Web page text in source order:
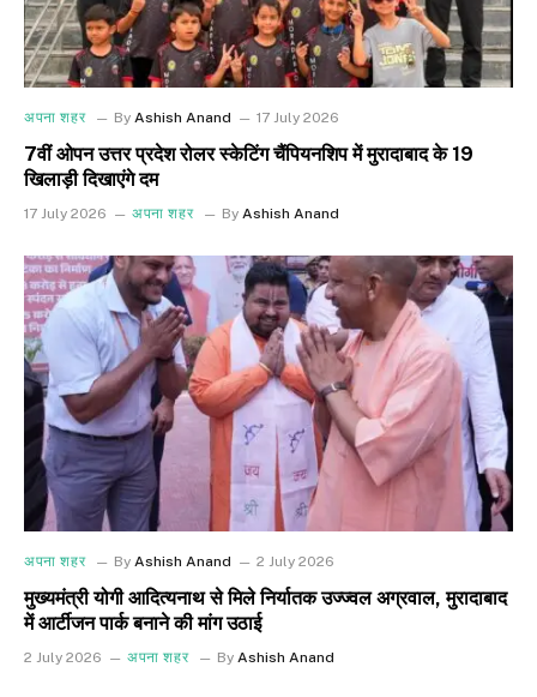
अपना शहर By Ashish Anand 17 July 2026
7वीं ओपन उत्तर प्रदेश रोलर स्केटिंग चैंपियनशिप में मुरादाबाद के 19
खिलाड़ी दिखाएंगे दम
17 July 2026 अपना शहर By Ashish Anand
अपना शहर By Ashish Anand 2 July 2026
मुख्यमंत्री योगी आदित्यनाथ से मिले निर्यातक उज्ज्वल अग्रवाल, मुरादाबाद
में आर्टीजन पार्क बनाने की मांग उठाई
2 July 2026 अपना शहर By Ashish Anand